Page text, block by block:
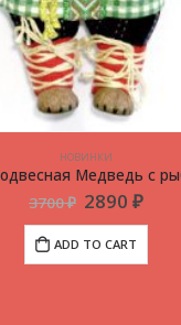
НОВИНКИ
Медведь с
3700₽ 2890 ₽
ADD TO CART